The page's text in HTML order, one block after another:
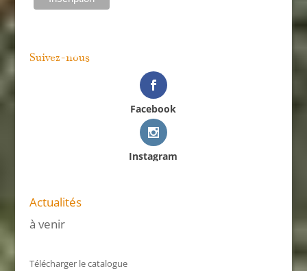
Suivez-nous
Facebook
Instagram
Actualités
à venir
Télécharger le catalogue